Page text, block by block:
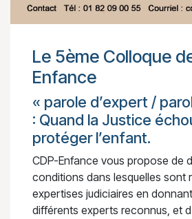
Le 5ème Colloque
Enfance
« parole d’expert /
: Quand la Justice
protéger l’enfant.
CDP-Enfance vous propose de
conditions dans lesquelles sont
expertises judiciaires en
différents experts reconnus, et